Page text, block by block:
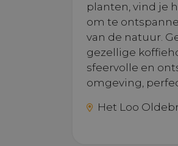
planten, vind je
om te
van de natuur.
gezellige
sfeervolle en
omgeving,
Het Loo